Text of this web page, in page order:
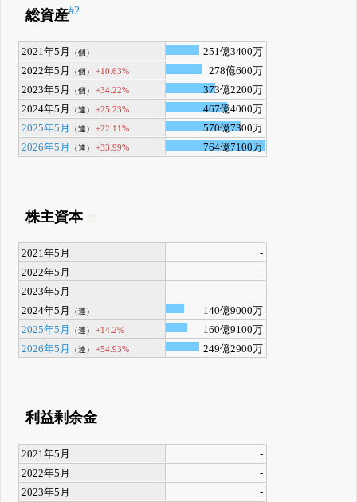
総資産#2
2021年5月 （個）
251億3400万
2022年5月
（個） +10.63%
278億600万
2023年5月
（個） +34.22%
373億2200万
2024年5月
（連） +25.23%
467億4000万
2025年5月
（連） +22.11%
570億7300万
2026年5月
（連） +33.99% 764億7100万
株主資本
2021年5月
-
2022年5月
-
2023年5月
-
2024年5月
（連）
140億9000万
2025年5月
（連） +14.2%
160億9100万
2026年5月
（連） +54.93% 249億2900万
利益剰余金
2021年5月
-
2022年5月
-
2023年5月
-